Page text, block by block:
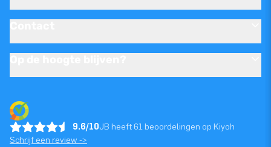
9.6/10JB heeft 61 beoordelingen op Kiyoh
Schrijf een review ->